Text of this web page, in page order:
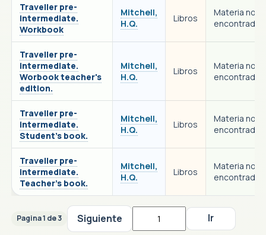
Traveller pre-
intermediate.
Workbook
Mitchell,
H.Q.
Libros
Materia no
encontrada
Traveller pre-
intermediate.
Worbook teacher's
edition.
Mitchell,
H.Q.
Libros
Materia no
encontrada
Traveller pre-
intermediate.
Student's book.
Mitchell,
H.Q.
Libros
Materia no
encontrada
Traveller pre-
intermediate.
Teacher's book.
Mitchell,
H.Q.
Libros
Materia no
encontrada
Pagina 1 de 3 Siguiente